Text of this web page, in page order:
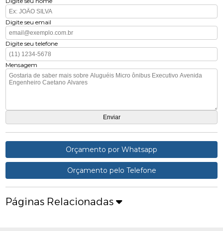
Digite seu email
Digite seu telefone
Mensagem
Orçamento por Whatsapp
Orçamento pelo Telefone
Páginas Relacionadas